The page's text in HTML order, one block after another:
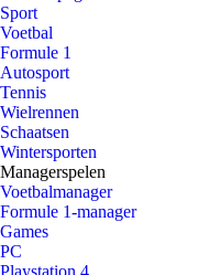
Sport
Voetbal
Formule 1
Autosport
Tennis
Wielrennen
Schaatsen
Wintersporten
Managerspelen
Voetbalmanager
Formule 1-manager
Games
PC
Playstation 4